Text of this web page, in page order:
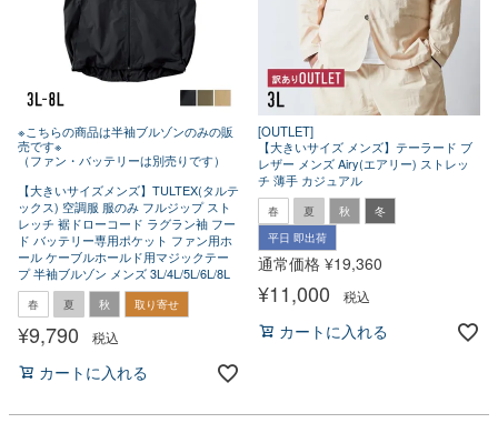
※こちらの商品は半袖ブルゾンのみの販
売です※
（ファン・バッテリーは別売りです）
【大きいサイズメンズ】TULTEX(タルテ
ックス) 空調服 服のみ フルジップ スト
レッチ 裾ドローコード ラグラン袖 フー
ド バッテリー専用ポケット ファン用ホ
ール ケーブルホールド用マジックテー
プ 半袖ブルゾン メンズ 3L/4L/5L/6L/8L
春 夏 秋 取り寄せ
¥9,790 税込
カートに入れる
[OUTLET]
【大きいサイズ メンズ】テーラード ブ
レザー メンズ Airy(エアリー) ストレッ
チ 薄手 カジュアル
春 夏 秋
冬
平日 即出荷
通常価格 ¥19,360
¥11,000 税込
カートに入れる